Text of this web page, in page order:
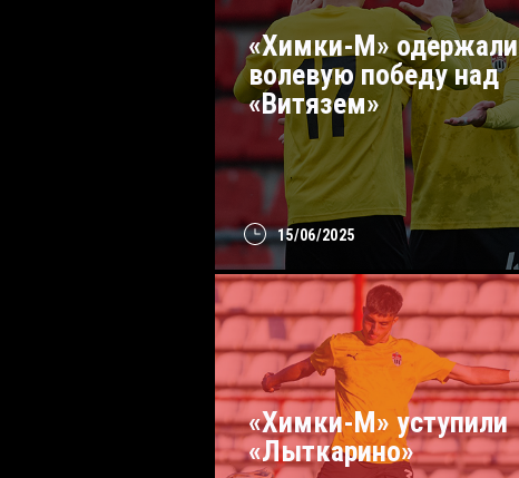
15/06/2025
«Химки-М» одержали
волевую победу над
«Витязем»
«Химки-М» уступили
«Лыткарино»